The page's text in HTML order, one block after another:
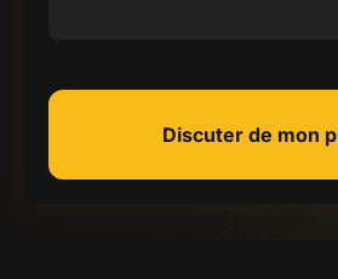
Discuter de mon